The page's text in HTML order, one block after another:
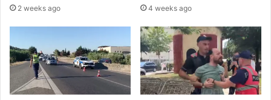
2 weeks ago 4 weeks ago